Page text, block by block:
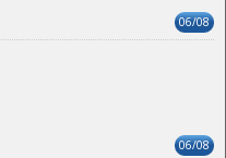
06/08
06/08